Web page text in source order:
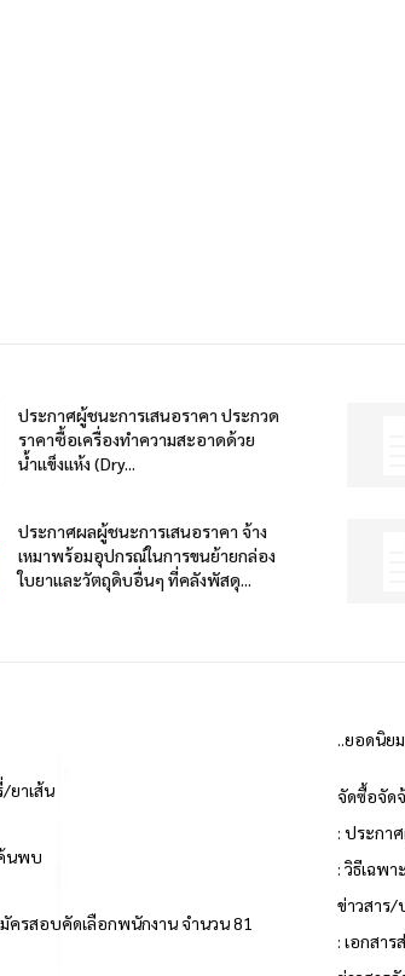
ประกาศผู้ชนะการเสนอราคา ประกวด
ราคาซื้อเครื่องทำความสะอาดด้วย
น้ำแข็งแห้ง (Dry...
ประกาศผลผู้ชนะการเสนอราคา จ้าง
เหมาพร้อมอุปกรณ์ในการขนย้ายกล่อง
ใบยาและวัตถุดิบอื่นๆ ที่คลังพัสดุ...
ยาเส้น
นพบ
ครสอบคัดเลือกพนักงาน จำนวน 81
..ยอดนิย
จัดซื้อจัด
: ประกา
: วิธีเฉพา
ข่าวสาร/
: เอกสาร